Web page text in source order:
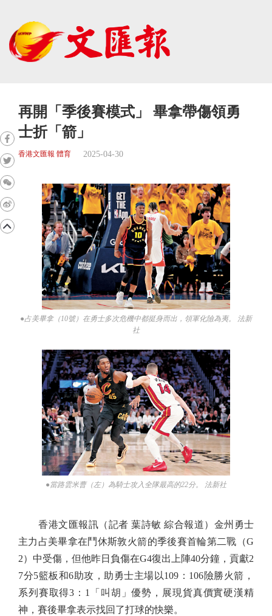
再開「季後賽模式」 畢拿帶傷領勇
士折「箭」
香港文匯報 體育 2025-04-30
●占美畢拿（10號）在勇士多次危機中都挺身而出，領軍化險為夷。 法新
社
●當路雲米曹（左）為騎士攻入全隊最高的22分。 法新社
香港文匯報訊（記者 葉詩敏 綜合報道）金州勇士
主力占美畢拿在鬥休斯敦火箭的季後賽首輪第二戰（G
2）中受傷，但他昨日負傷在G4復出上陣40分鐘，貢獻2
7分5籃板和6助攻，助勇士主場以109：106險勝火箭，
系列賽取得3：1「叫胡」優勢，展現貨真價實硬漢精
神，賽後畢拿表示找回了打球的快樂。